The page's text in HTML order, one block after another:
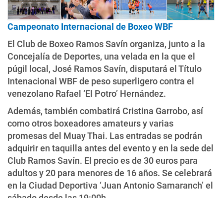
Campeonato Internacional de Boxeo WBF
El Club de Boxeo Ramos Savín organiza, junto a la
Concejalía de Deportes, una velada en la que el
púgil local, José Ramos Savín, disputará el Título
Intenacional WBF de peso superligero contra el
venezolano Rafael ‘El Potro’ Hernández.
Además, también combatirá Cristina Garrobo, así
como otros boxeadores amateurs y varias
promesas del Muay Thai. Las entradas se podrán
adquirir en taquilla antes del evento y en la sede del
Club Ramos Savín. El precio es de 30 euros para
adultos y 20 para menores de 16 años. Se celebrará
en la Ciudad Deportiva ‘Juan Antonio Samaranch’ el